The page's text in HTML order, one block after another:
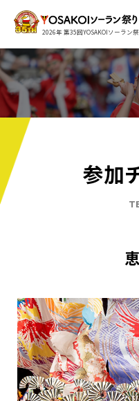
2026年 第35回YOSAKOIソーラン
参加